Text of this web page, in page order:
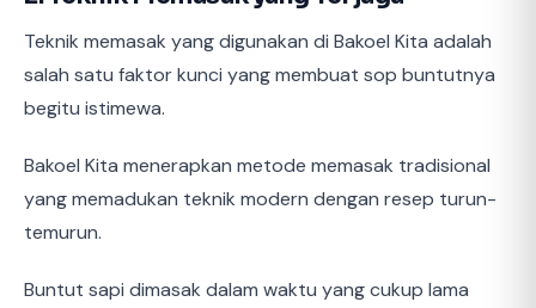
Teknik memasak yang digunakan di Bakoel Kita adalah
salah satu faktor kunci yang membuat sop buntutnya
begitu istimewa.
Bakoel Kita menerapkan metode memasak tradisional
yang memadukan teknik modern dengan resep turun-
temurun.
Buntut sapi dimasak dalam waktu yang cukup lama